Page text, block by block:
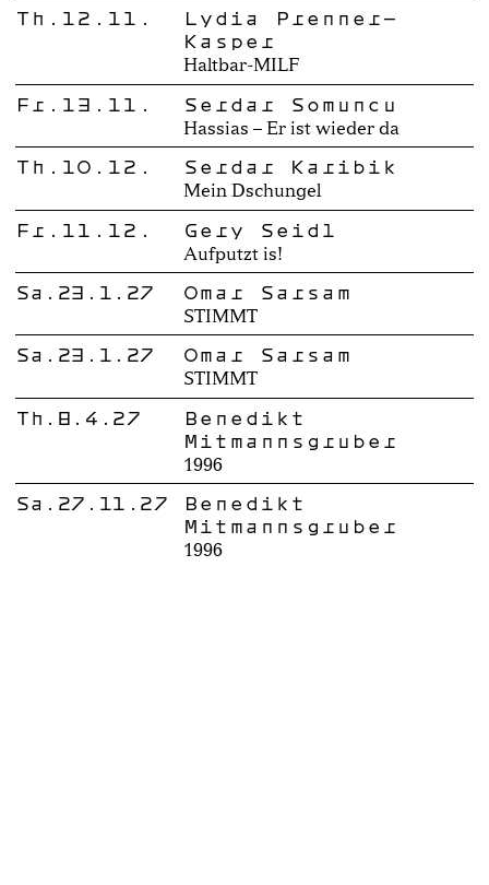
Th.12.11.
Lydia Prenner-
Kasper
Haltbar-MILF
Fr.13.11. Serdar Somuncu
Hassias – Er ist wieder da
Th.10.12. Serdar Karibik
Mein Dschungel
Fr.11.12. Gery Seidl
Aufputzt is!
Sa.23.1.27 Omar Sarsam
STIMMT
Sa.23.1.27 Omar Sarsam
STIMMT
Th.8.4.27
Benedikt
Mitmannsgruber
1996
Sa.27.11.27
Benedikt
Mitmannsgruber
1996